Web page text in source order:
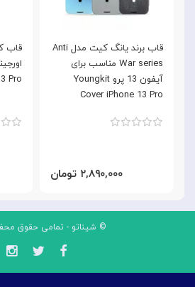
قاب
Pro
قاب برند یانگ کیت مدل Anti
War series مناسب برای
آیفون 13 پرو Youngkit
Cover iPhone 13 Pro
۲,۸۹۰,۰۰۰ تومان
© شیناتو - تمامی حقوق